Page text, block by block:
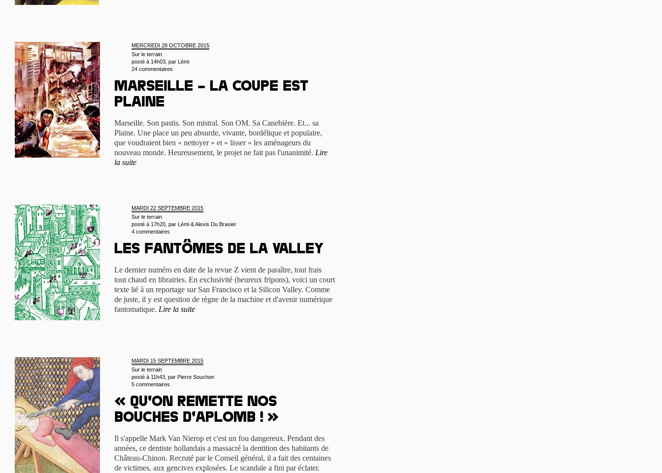
MERCREDI 28 OCTOBRE 2015
Sur le terrain
posté à 14h03, par Lémi
24 commentaires
Marseille – la coupe est
Plaine
Marseille. Son pastis. Son mistral. Son OM. Sa Canebière. Et... sa
Plaine. Une place un peu absurde, vivante, bordélique et populaire,
que voudraient bien « nettoyer » et « lisser » les aménageurs du
nouveau monde. Heureusement, le projet ne fait pas l'unanimité. Lire
la suite
MARDI 22 SEPTEMBRE 2015
Sur le terrain
posté à 17h20, par Lémi & Alexis Du Brasier
4 commentaires
Les fantômes de la Valley
Le dernier numéro en date de la revue Z vient de paraître, tout frais
tout chaud en librairies. En exclusivité (heureux fripons), voici un court
texte lié à un reportage sur San Francisco et la Silicon Valley. Comme
de juste, il y est question de règne de la machine et d'avenir numérique
fantomatique. Lire la suite
MARDI 15 SEPTEMBRE 2015
Sur le terrain
posté à 11h43, par Pierre Souchon
5 commentaires
« Qu’on remette nos
bouches d’aplomb ! »
Il s'appelle Mark Van Nierop et c'est un fou dangereux. Pendant des
années, ce dentiste hollandais a massacré la dentition des habitants de
Château-Chinon. Recruté par le Conseil général, il a fait des centaines
de victimes, aux gencives explosées. Le scandale a fini par éclater.